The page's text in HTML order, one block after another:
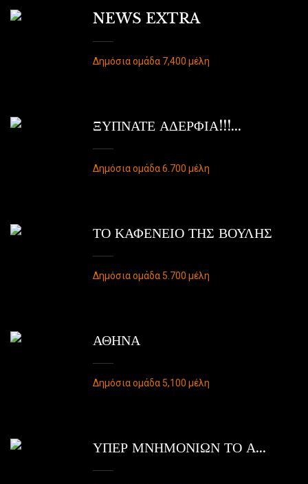
NEWS EXTRA
Δημόσια ομάδα 7,400 μέλη
ΞΥΠΝΑΤΕ ΑΔΕΡΦΙΑ!!!...
Δημόσια ομάδα 6.700 μέλη
ΤΟ ΚΑΦΕΝΕΙΟ ΤΗΣ ΒΟΥΛΗΣ
Δημόσια ομάδα 5.700 μέλη
ΑΘΗΝΑ
Δημόσια ομάδα 5,100 μέλη
ΥΠΕΡ ΜΝΗΜΟΝΙΩΝ ΤΟ Α...